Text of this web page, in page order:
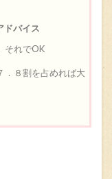
ドバイス
それでOK
．８割を占めれば大